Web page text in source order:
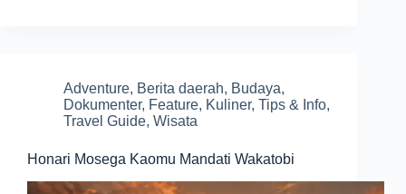
Adventure, Berita daerah, Budaya,
Dokumenter, Feature, Kuliner, Tips & Info,
Travel Guide, Wisata
Honari Mosega Kaomu Mandati Wakatobi